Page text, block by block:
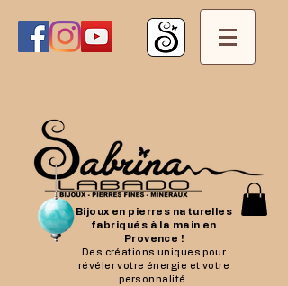
Bijoux en pierres naturelles
fabriqués à la main en
Provence !
Des créations uniques pour
révéler votre énergie et votre
personnalité.